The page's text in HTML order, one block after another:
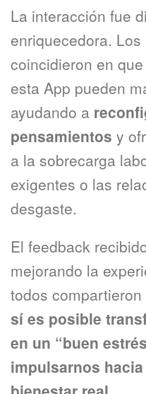
La interacción fue
enriquecedora.
coincidieron en
esta App pueden
ayudando a
pensamientos y
a la sobrecarga
exigentes o las
desgaste.
El feedback
mejorando la
todos
sí es posible
en un “buen
impulsarnos